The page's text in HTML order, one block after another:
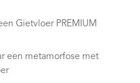
Gietvloer PREMIUM
een metamorfose met